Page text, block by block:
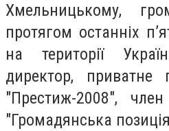
Хмельницькому,
протягом останніх
на території
директор, приватне
"Престиж-2008", член
"Громадянська